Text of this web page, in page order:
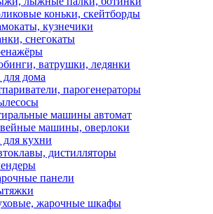
коньки, скейтборды
кузнечики
снегокаты
ватрушки, ледянки
для дома
парогенераторы
машины автомат
машины, оверлоки
для кухни
дистилляторы
панели
жарочные шкафы